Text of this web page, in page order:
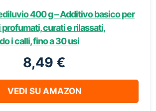
400 g – Additivo basico per
curati e rilassati,
i calli, fino a 30 usi
8,49 €
VEDI SU AMAZON